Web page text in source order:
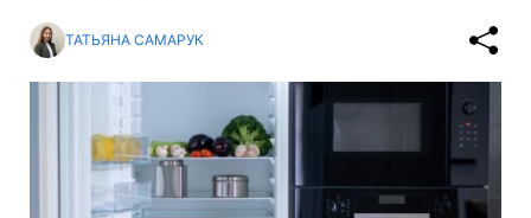
ТАТЬЯНА САМАРУК